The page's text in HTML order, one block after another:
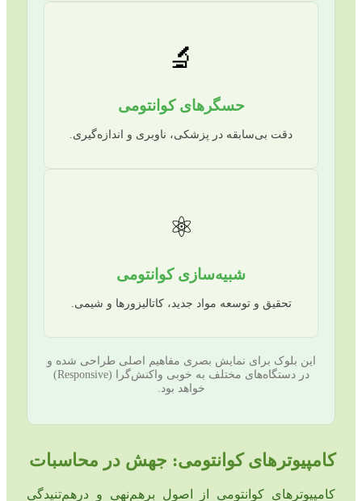
🔬
حسگرهای کوانتومی
دقت بی‌سابقه در پزشکی، ناوبری و اندازه‌گیری.
⚛️
شبیه‌سازی کوانتومی
تحقیق و توسعه مواد جدید، کاتالیزورها و شیمی.
این بلوک برای نمایش بصری مفاهیم اصلی طراحی شده و
در دستگاه‌های مختلف به خوبی واکنش‌گرا (Responsive)
خواهد بود.
کامپیوترهای کوانتومی: جهش در محاسبات
کامپیوترهای کوانتومی از اصول برهم‌نهی و درهم‌تنیدگی